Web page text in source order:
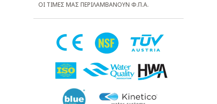
ΟΙ ΤΙΜΕΣ ΜΑΣ ΠΕΡΙΛΑΜΒΑΝΟΥΝ Φ.Π.Α.